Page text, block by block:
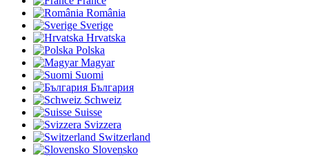
România
Sverige
Hrvatska
Polska
Magyar
Suomi
България
Schweiz
Suisse
Svizzera
Switzerland
Slovensko